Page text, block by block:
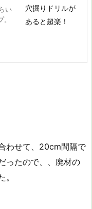
い
わせて、20cm間隔で
ったので、、廃材の